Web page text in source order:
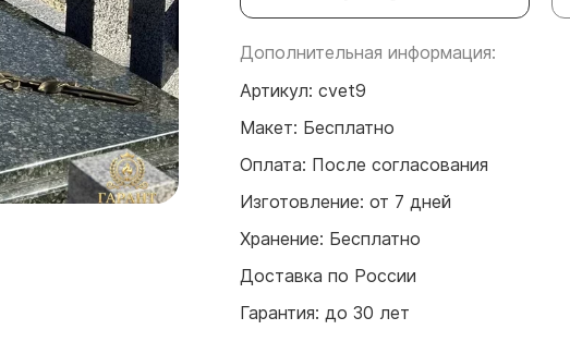
Дополнительная информация:
Артикул: cvet9
Макет: Бесплатно
Оплата: После согласования
Изготовление: от 7 дней
Хранение: Бесплатно
Доставка по России
Гарантия: до 30 лет